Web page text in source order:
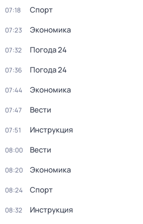
07:18 Спорт
07:23 Экономика
07:32 Погода 24
07:36 Погода 24
07:44 Экономика
07:47 Вести
07:51 Инструкция
08:00 Вести
08:20 Экономика
08:24 Спорт
08:32 Инструкция